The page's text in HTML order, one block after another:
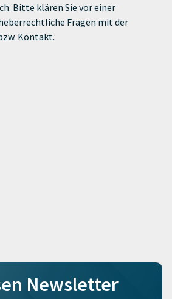
Bitte klären Sie vor einer
Fragen mit der
Kontakt.
Newsletter